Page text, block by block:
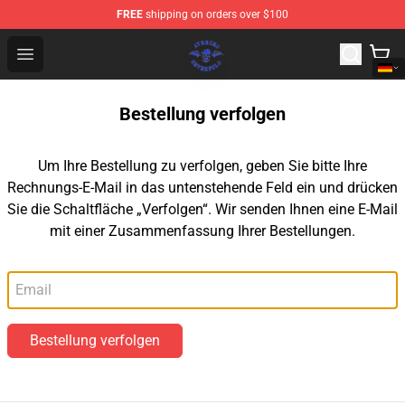
FREE shipping on orders over $100
Open menu
Avenged Sevenfold Shop - Official Avenged Sevenfold
Bestellung verfolgen
Um Ihre Bestellung zu verfolgen, geben Sie bitte Ihre
Rechnungs-E-Mail in das untenstehende Feld ein und drücken
Sie die Schaltfläche „Verfolgen“. Wir senden Ihnen eine E-Mail
mit einer Zusammenfassung Ihrer Bestellungen.
Bestellung verfolgen